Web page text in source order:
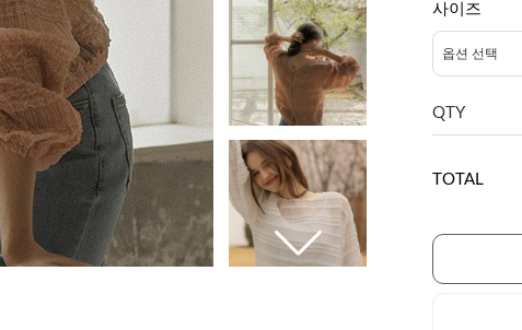
사이즈
QTY
TOTAL